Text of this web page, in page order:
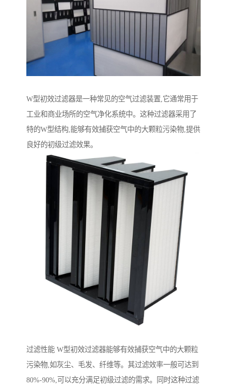
W型初效过滤器是一种常见的空气过滤装置,它通常用于
工业和商业场所的空气净化系统中。这种过滤器采用了
特的W型结构,能够有效捕获空气中的大颗粒污染物,提供
良好的初级过滤效果。
过滤性能 W型初效过滤器能够有效捕获空气中的大颗粒
污染物,如灰尘、毛发、纤维等。其过滤效率一般可达到
80%-90%,可以充分满足初级过滤的需求。同时这种过滤